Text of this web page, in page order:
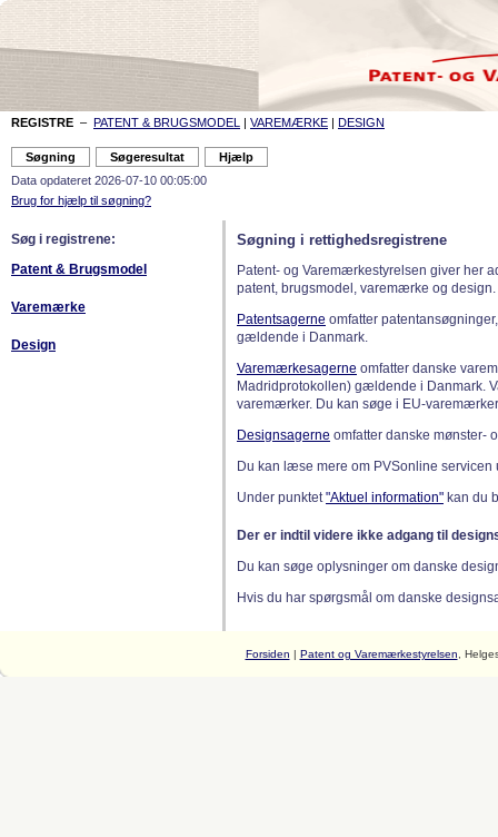
REGISTRE – PATENT & BRUGSMODEL | VAREMÆRKE | DESIGN
Data opdateret 2026-07-10 00:05:00
Brug for hjælp til søgning?
Søg i registrene:
Patent & Brugsmodel
Varemærke
Design
Søgning i rettighedsregistrene
Patent- og Varemærkestyrelsen giver her
patent, brugsmodel, varemærke og design.
Patentsagerne omfatter
gældende i Danmark.
Varemærkesagerne omfatter danske
Madridprotokollen) gældende i Danmark.
varemærker. Du kan søge i EU-
Designsagerne omfatter danske mønster-
Du kan læse mere om PVSonline
Under punktet"Aktuel information" kan du
Der er indtil videre ikke adgang til
Du kan søge oplysninger om danske
Hvis du har spørgsmål om danske
Forsiden | Patent og Varemærkestyrelsen ,